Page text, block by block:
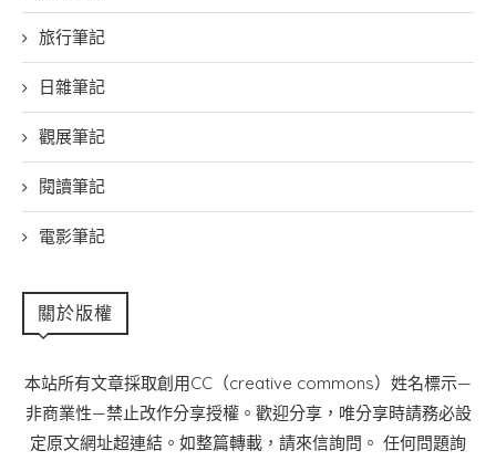
旅行筆記
日雜筆記
觀展筆記
閱讀筆記
電影筆記
關於版權
本站所有文章採取創用CC（creative commons）姓名標示—
非商業性—禁止改作分享授權。歡迎分享，唯分享時請務必設
定原文網址超連結。如整篇轉載，請來信詢問。 任何問題詢